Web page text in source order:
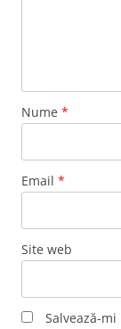
Nume *
Email *
Site web
Salvează-